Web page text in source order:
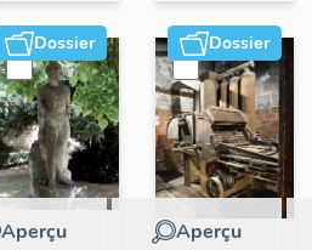
Dossier
Aperçu
Dossier
Aperçu